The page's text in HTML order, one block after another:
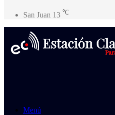
San Juan 13 ℃
Menú